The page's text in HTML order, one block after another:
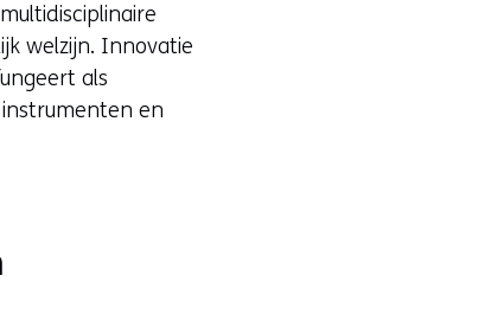
welzijn. Innovatie
als
en